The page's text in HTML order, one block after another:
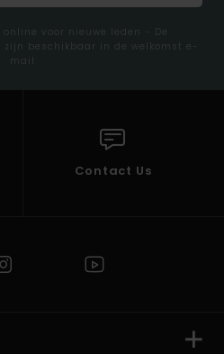
voor nieuwe leden - De
beschikbaar in de welkomst e-
mail
Contact Us